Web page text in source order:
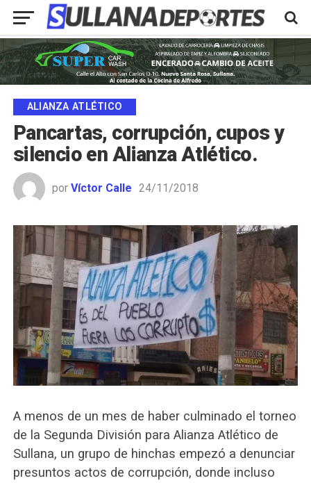
ALIANZA ATLÉTICO
Pancartas, corrupción, cupos y
silencio en Alianza Atlético.
por Víctor Calle 24/11/2018
A menos de un mes de haber culminado el torneo
de la Segunda División para Alianza Atlético de
Sullana, un grupo de hinchas empezó a denunciar
presuntos actos de corrupción, donde incluso